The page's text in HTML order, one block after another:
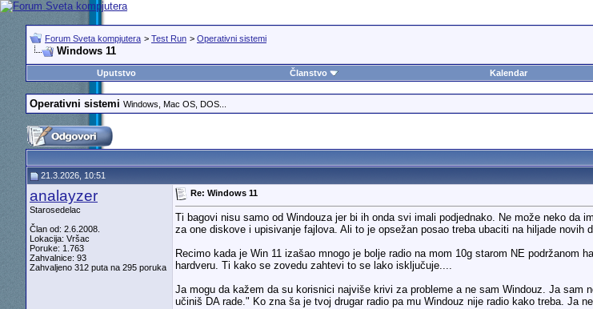
Forum Sveta kompjutera > Test Run > Operativni sistemi
Windows 11
Uputstvo
Članstvo Kalendar
Operativni sistemi Windows, Mac OS, DOS...
21.3.2026, 10:51
analayzer
Starosedelac
Član od: 2.6.2008.
Lokacija: Vršac
Poruke: 1.763
Zahvalnice: 93
Zahvaljeno 312 puta na 295 poruka
Re: Windows 11
Ti bagovi nisu samo od Windouza jer bi ih onda svi imali podjednako. Ne može neko
za one diskove i upisivanje fajlova. Ali to je opsežan posao treba ubaciti na hiljade
Recimo kada je Win 11 izašao mnogo je bolje radio na mom 10g starom NE podržanom
hardveru. Ti kako se zovedu zahtevi to se lako isključuje....
Ja mogu da kažem da su korisnici najviše krivi za probleme a ne sam Windouz. Ja
učiniš DA rade." Ko zna ša je tvoj drugar radio pa mu Windouz nije radio kako treba. Ja